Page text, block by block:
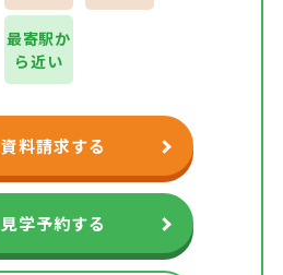
最寄駅か
ら近い
資料請求する
見学予約する